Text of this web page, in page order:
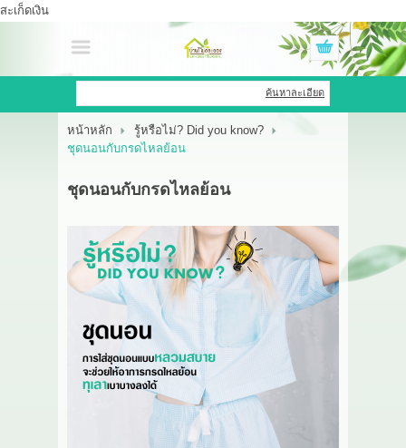
สะเก็ดเงิน
เข้าสู่ระบบ สมัครสมาชิก
สินค้าที่สนใจ( 0 )
OEM HUB
HERBBRIGHT WELLNESS
GREEN HOUSE
ค้นหาละเอียด
หน้าหลัก
รู้หรือไม่? Did you know?
ชุดนอนกับกรดไหลย้อน
ชุดนอนกับกรดไหลย้อน